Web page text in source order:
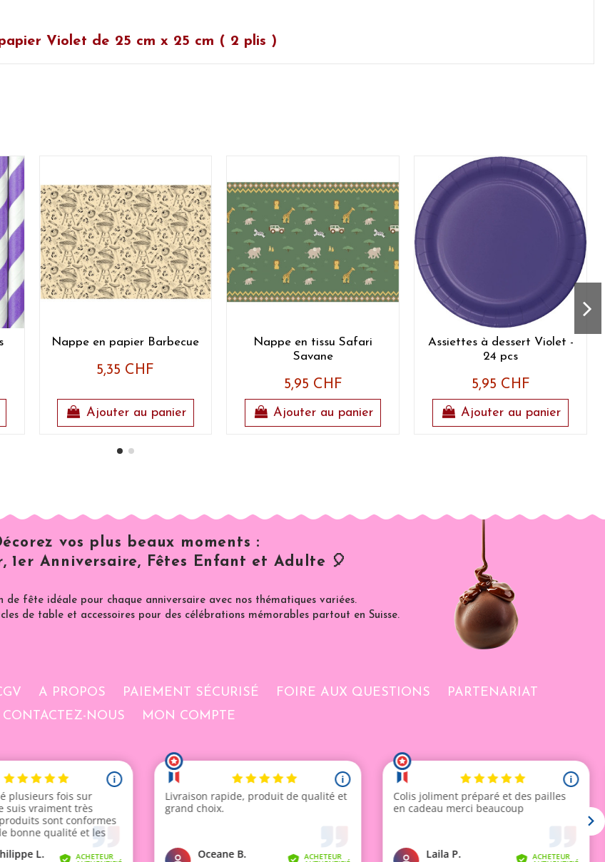
Violet de 25 cm x 25 cm ( 2 plis )
Nappe en papier Barbecue
5,35 CHF
Ajouter au panier
Nappe en tissu Safari
Savane
5,95 CHF
Ajouter au panier
Assiettes à dessert Violet -
24 pcs
5,95 CHF
Ajouter au panier
vos plus beaux moments :
1er Anniversaire, Fêtes Enfant et Adulte 🎈
de fête idéale pour chaque anniversaire avec nos thématiques variées.
de table et accessoires pour des célébrations mémorables partout en Suisse.
A PROPOS PAIEMENT SÉCURISÉ FOIRE AUX QUESTIONS
PARTENARIAT
CONTACTEZ-NOUS
MON COMPTE